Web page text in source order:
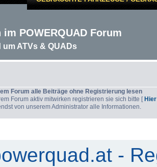
POWERQUAD Forum
ATVs & QUADs
Forum alle Beiträge ohne Registrierung lesen
Forum aktiv mitwirken registrieren sie sich bitte [ Hier
von unserem Administrator alle Informationen.
-